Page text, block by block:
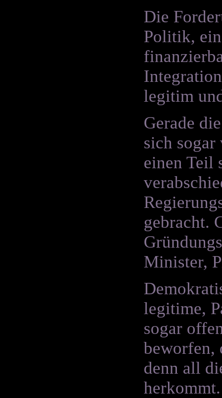
Die
Politik,
legitim
Gerade
sich sogar
einen Teil
gebracht.
Minister,
legitime,
sogar
beworfen,
denn all
herkommt.